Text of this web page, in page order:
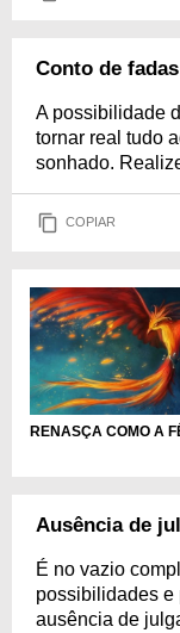
Conto de fadas
A possibilidade
tornar real tudo
sonhado.
COPIAR
RENASÇA COMO A
Ausência de
É no vazio
possibilidades e
ausência de